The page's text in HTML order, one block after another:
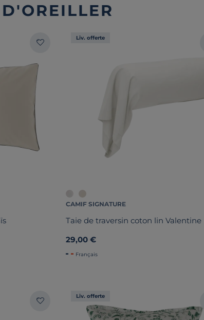
Liv. offerte
CAMIF SIGNATURE
Taie de traversin coton lin Valentine
29,00 €
Français
Liv. offerte